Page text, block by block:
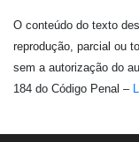
O conteúdo do texto
reprodução, parcial ou
sem a autorização do
184 do Código Penal –